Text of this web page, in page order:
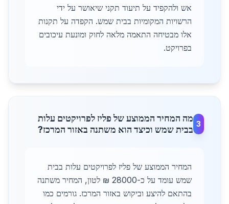
אש ולהקפיד על תיעוד תקני שיאושר על ידי
הרשויות המקומיות בבית שמש. הקפדה על תקנות
אלו מבטיחה התאמה מלאה לחוק ומונעת עיכובים
בפרויקט.
3
מה המחיר הממוצע של פליז לפרויקטים עלות
בבית שמש וכיצד הוא משתנה באזור המרכז?
המחיר הממוצע של פליז לפרויקטים עלות בבית
שמש עומד על כ-28000 ₪ לטון, המחיר משתנה
בהתאם להיצע וביקוש באזור המרכז. גורמים כמו